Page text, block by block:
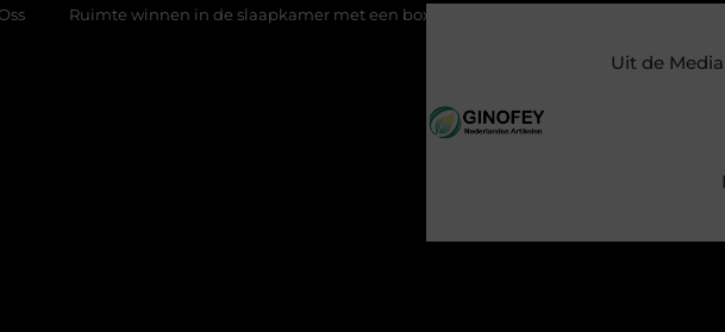
Ruimte winnen in de slaapkamer met een boxspring met opbergruimte
Uit de Media